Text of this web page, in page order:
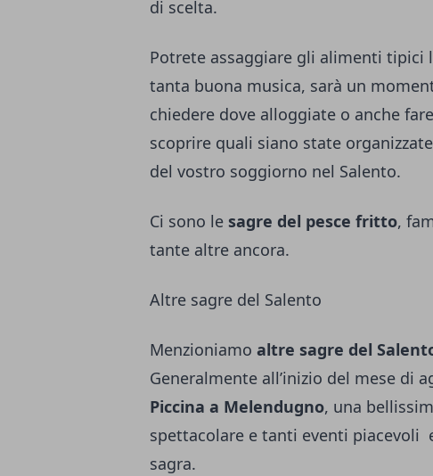
di scelta.
Potrete assaggiare gli alimenti tipici
tanta buona musica, sarà un
chiedere dove alloggiate o anche
scoprire quali siano state
del vostro soggiorno nel Salento.
Ci sono le sagre del pesce fritto,
tante altre ancora.
Altre sagre del Salento
Menzioniamo altre sagre del
Generalmente all’inizio del mese di
Piccina a Melendugno, una
spettacolare e tanti eventi piacevoli
sagra.